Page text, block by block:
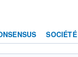
SOCIÉTÉ